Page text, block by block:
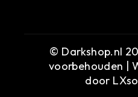
© Darkshop.nl
voorbehouden |
door